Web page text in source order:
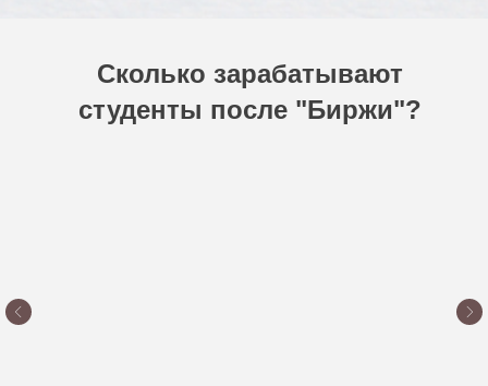
Сколько зарабатывают
студенты после "Биржи"?